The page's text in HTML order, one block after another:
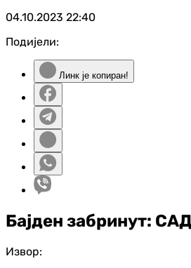
04.10.2023 22:40
Подијели:
Линк је копиран!
Бајден забринут:
Извор: